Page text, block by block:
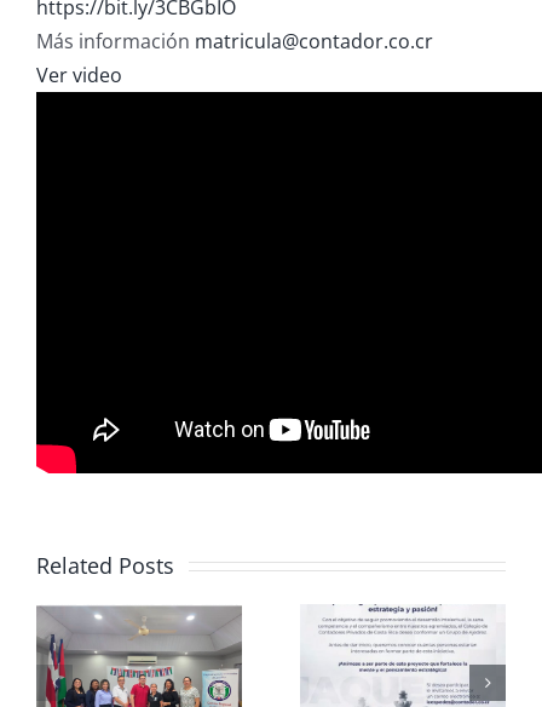
https://bit.ly/3CBGbIO
Más información matricula@contador.co.cr
Ver video
Related Posts
Club de
CCPCR